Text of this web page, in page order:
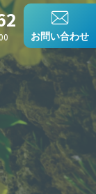
お問い合わせ